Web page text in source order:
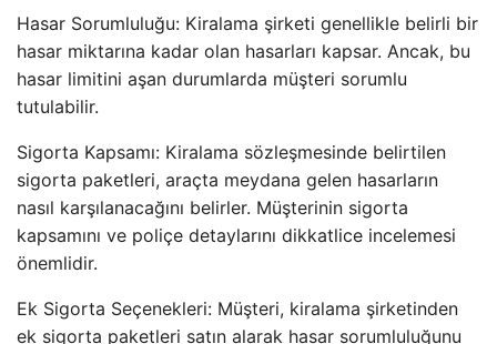
Hasar Sorumluluğu: Kiralama şirketi genellikle belirli bir
hasar miktarına kadar olan hasarları kapsar. Ancak, bu
hasar limitini aşan durumlarda müşteri sorumlu
tutulabilir.
Sigorta Kapsamı: Kiralama sözleşmesinde belirtilen
sigorta paketleri, araçta meydana gelen hasarların
nasıl karşılanacağını belirler. Müşterinin sigorta
kapsamını ve poliçe detaylarını dikkatlice incelemesi
önemlidir.
Ek Sigorta Seçenekleri: Müşteri, kiralama şirketinden
ek sigorta paketleri satın alarak hasar sorumluluğunu